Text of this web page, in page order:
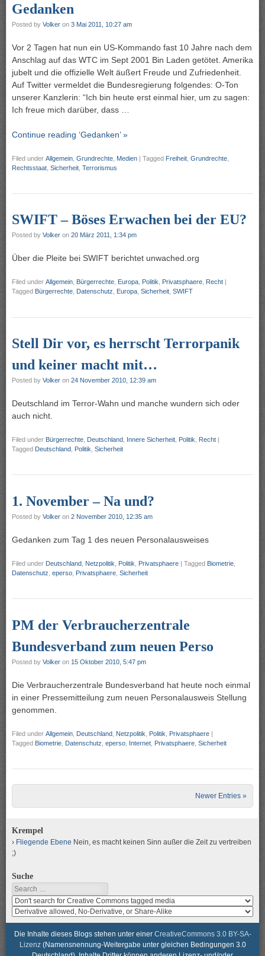
Gedanken
Posted by Volker on 3 Mai 2011, 10:27 am
Vor 2 Tagen hat nun ein US-Kommando fast 10 Jahre nach dem
Anschlag auf das WTC im Sept 2001 Bin Laden getötet. Amerika
jubelt und die offizielle Welt äußert Freude und Zufriedenheit.
Auf Twitter vermeldet die Bundesregierung folgendes: O-Ton
unserer Kanzlerin: “Ich bin heute erst einmal hier, um zu sagen:
Ich freue mich darüber, dass …
Continue reading ‘Gedanken’ »
Filed under Allgemein Grundrechte Medien | Tagged Freiheit Grundrechte
Rechtsstaat Sicherheit Terrorismus
SWIFT – Böses Erwachen bei der EU?
Posted by Volker on 20 März 2011, 1:34 pm
Über die Pleite bei SWIFT berichtet unwached.org
Filed under Allgemein Bürgerrechte Europa Politik Privatsphaere Recht
Tagged Bürgerrechte Datenschutz Europa Sicherheit SWIFT
Stell Dir vor, es herrscht Terrorpanik
und keiner macht mit…
Posted by Volker on 24 November 2010, 12:39 am
Deutschland im Terror-Wahn und manche wundern sich oder
auch nicht.
Filed under Bürgerrechte Deutschland Innere Sicherheit Politik Recht |
Tagged Deutschland Politik Sicherheit
1. November – Na und?
Posted by Volker on 2 November 2010, 12:35 am
Gedanken zum Tag 1 des neuen Personalausweises
Filed under Deutschland Netzpolitik Politik Privatsphaere | Tagged Biometrie
Datenschutz eperso Privatsphaere Sicherheit
PM der Verbraucherzentrale
Bundesverband zum neuen Perso
Posted by Volker on 15 Oktober 2010, 5:47 pm
Die Verbraucherzentrale Bundesverband hat heute noch einmal
in einer Pressemitteilung zum neuen Personalausweis Stellung
genommen.
Filed under Allgemein Deutschland Netzpolitik Politik Privatsphaere |
Tagged Biometrie Datenschutz eperso Internet Privatsphaere Sicherheit
Newer Entries »
Krempel
Fliegende Ebene Nein, es macht keinen Sinn außer die Zeit zu vertreiben
;)
Suche
Search
Search
media
for
usage
rights
search
media
for
modification
Die Inhalte dieses Blogs stehen unter einer CreativeCommons 3.0 BY-SA-
Lizenz(Namensnennung-Weitergabe unter gleichen Bedingungen 3.0